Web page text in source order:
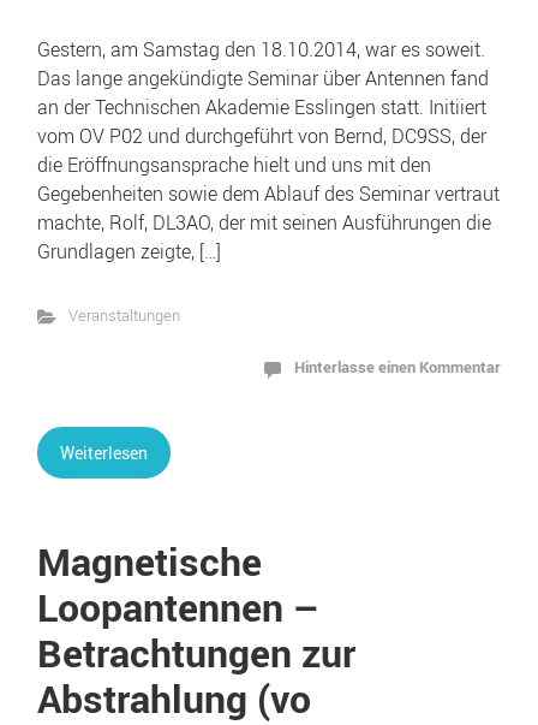
Gestern, am Samstag den 18.10.2014, war es soweit.
Das lange angekündigte Seminar über Antennen fand
an der Technischen Akademie Esslingen statt. Initiiert
vom OV P02 und durchgeführt von Bernd, DC9SS, der
die Eröffnungsansprache hielt und uns mit den
Gegebenheiten sowie dem Ablauf des Seminar vertraut
machte, Rolf, DL3AO, der mit seinen Ausführungen die
Grundlagen zeigte, […]
Veranstaltungen
Hinterlasse einen Kommentar
Weiterlesen
Magnetische
Loopantennen –
Betrachtungen zur
Abstrahlung (vo